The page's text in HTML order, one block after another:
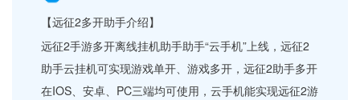
【远征2多开助手介绍】
远征2手游多开离线挂机助手助手“云手机”上线，远征2
助手云挂机可实现游戏单开、游戏多开，远征2助手多开
在IOS、安卓、PC三端均可使用，云手机能实现远征2游